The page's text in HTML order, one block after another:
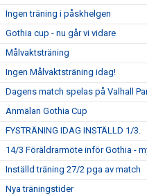
Ingen träning i påskhelgen
Gothia cup - nu går vi vidare
Målvaktsträning
Ingen Målvaktsträning idag!
Dagens match spelas på Valhall
Anmälan Gothia Cup
FYSTRÄNING IDAG INSTÄLLD 1/3.
14/3 Föräldrarmöte inför Gothia -
Inställd träning 27/2 pga av match
Nya träningstider